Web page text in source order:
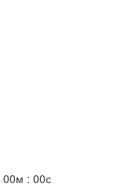
00м : 00с